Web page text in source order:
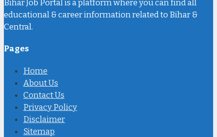
Bihar Job Portal is a platform where you can find all
educational & career information related to Bihar &
Central.
Pages
Home
About Us
Contact Us
Privacy Policy
Disclaimer
Sitemap